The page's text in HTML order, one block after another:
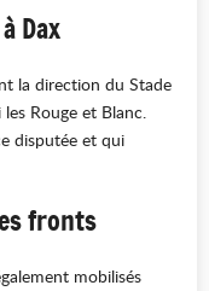
Dax
la direction du Stade
Rouge et Blanc.
disputée et qui
fronts
mobilisés